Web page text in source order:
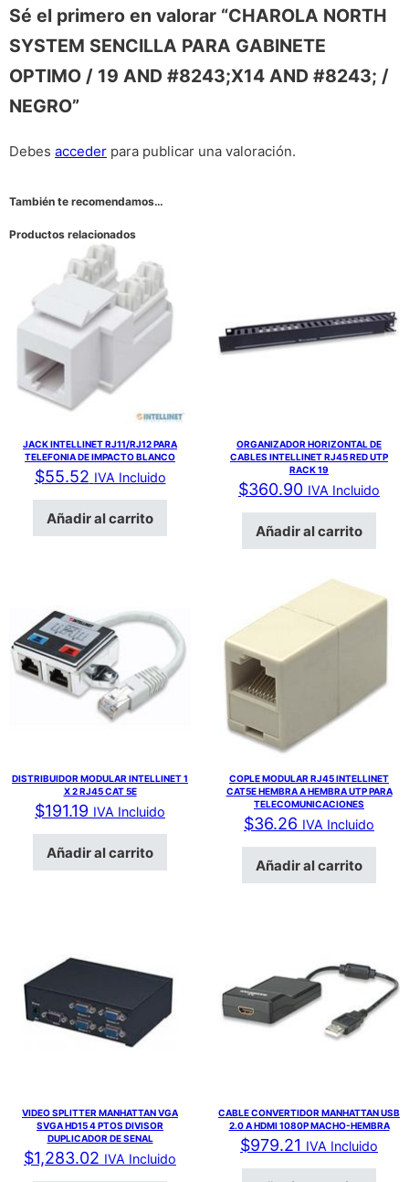
Sé el primero en valorar “CHAROLA NORTH
SYSTEM SENCILLA PARA GABINETE
OPTIMO / 19 AND #8243;X14 AND #8243; /
NEGRO”
Debes acceder para publicar una valoración.
También te recomendamos…
Productos relacionados
JACK INTELLINET RJ11/RJ12 PARA
TELEFONIA DE IMPACTO BLANCO
$55.52 IVA Incluido
Añadir al carrito
ORGANIZADOR HORIZONTAL DE
CABLES INTELLINET RJ45 RED UTP
RACK 19
$360.90 IVA Incluido
Añadir al carrito
DISTRIBUIDOR MODULAR INTELLINET 1
X 2 RJ45 CAT 5E
$191.19 IVA Incluido
Añadir al carrito
COPLE MODULAR RJ45 INTELLINET
CAT5E HEMBRA A HEMBRA UTP PARA
TELECOMUNICACIONES
$36.26 IVA Incluido
Añadir al carrito
VIDEO SPLITTER MANHATTAN VGA
SVGA HD15 4 PTOS DIVISOR
DUPLICADOR DE SENAL
$1,283.02 IVA Incluido
CABLE CONVERTIDOR MANHATTAN USB
2.0 A HDMI 1080P MACHO-HEMBRA
$979.21 IVA Incluido